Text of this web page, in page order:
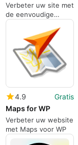
Verbeter uw site met
de eenvoudige
locatie-plugin
4.9
Gratis
Maps for WP
Verbeter uw website
met Maps voor WP